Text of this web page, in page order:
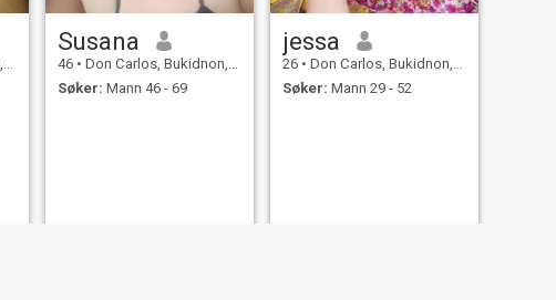
Susana
46 • Don Carlos, Bukidnon, Filippinene
Søker: Mann 46 - 69
jessa
26 • Don Carlos, Bukidnon, Filippinene
Søker: Mann 29 - 52